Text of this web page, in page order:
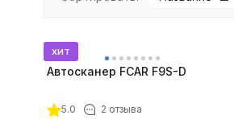
хит
Автосканер FCAR F9S-D
5.0 2 отзыва